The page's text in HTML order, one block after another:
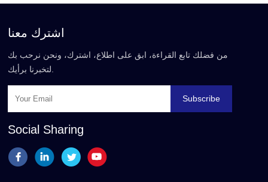
اشترك معنا
من فضلك تابع القراءة، ابق على اطلاع، اشترك، ونحن نرحب بك
لتخبرنا برأيك.
Subscribe
Social Sharing